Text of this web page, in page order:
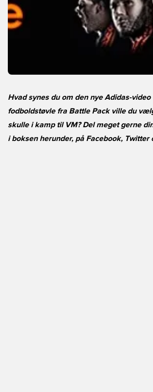
Hvad synes du om den nye Adidas-video
fodboldstøvle fra Battle Pack ville du
skulle i kamp til VM? Del meget gerne
i boksen herunder, på Facebook, Twitter